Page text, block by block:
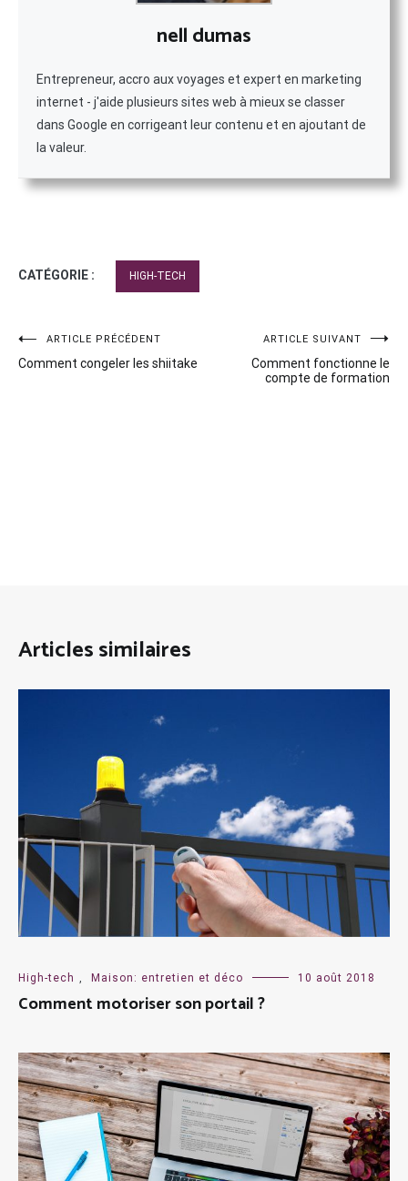
nell dumas
Entrepreneur, accro aux voyages et expert en marketing
internet - j'aide plusieurs sites web à mieux se classer
dans Google en corrigeant leur contenu et en ajoutant de
la valeur.
CATÉGORIE : HIGH-TECH
Navigation
de
ARTICLE PRÉCÉDENT
Comment congeler les shiitake
ARTICLE SUIVANT
Comment fonctionne le
compte de formation
Articles similaires
High-tech Maison: entretien et déco 10 août 2018
Comment motoriser son portail ?